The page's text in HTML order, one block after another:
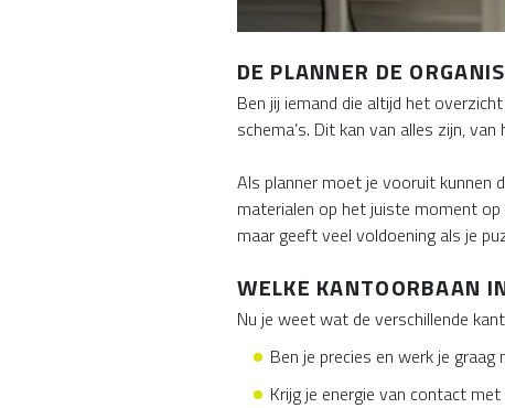
DE PLANNER DE
Ben jij iemand die altijd het
schema’s. Dit kan van alles zijn,
Als planner moet je vooruit kunnen
materialen op het juiste moment
maar geeft veel voldoening als je
WELKE KANTOORBAAN
Nu je weet wat de verschillende
Ben je precies en werk je
Krijg je energie van contact